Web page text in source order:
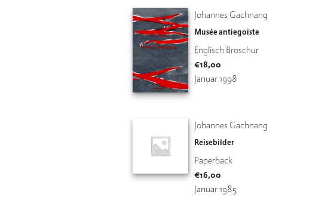
Johannes Gachnang
Musée antiegoiste
Englisch Broschur
€18,00
Januar 1998
Johannes Gachnang
Reisebilder
Paperback
€16,00
Januar 1985